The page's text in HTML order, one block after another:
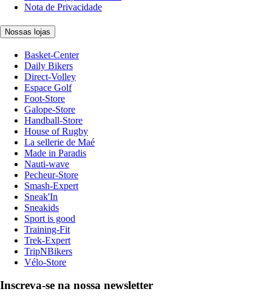
Nota de Privacidade
Nossas lojas
Basket-Center
Daily Bikers
Direct-Volley
Espace Golf
Foot-Store
Galope-Store
Handball-Store
House of Rugby
La sellerie de Maé
Made in Paradis
Nauti-wave
Pecheur-Store
Smash-Expert
Sneak'In
Sneakids
Sport is good
Training-Fit
Trek-Expert
TripNBikers
Vélo-Store
Inscreva-se na nossa newsletter